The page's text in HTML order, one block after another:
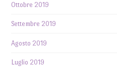
Ottobre 2019
Settembre 2019
Agosto 2019
Luglio 2019